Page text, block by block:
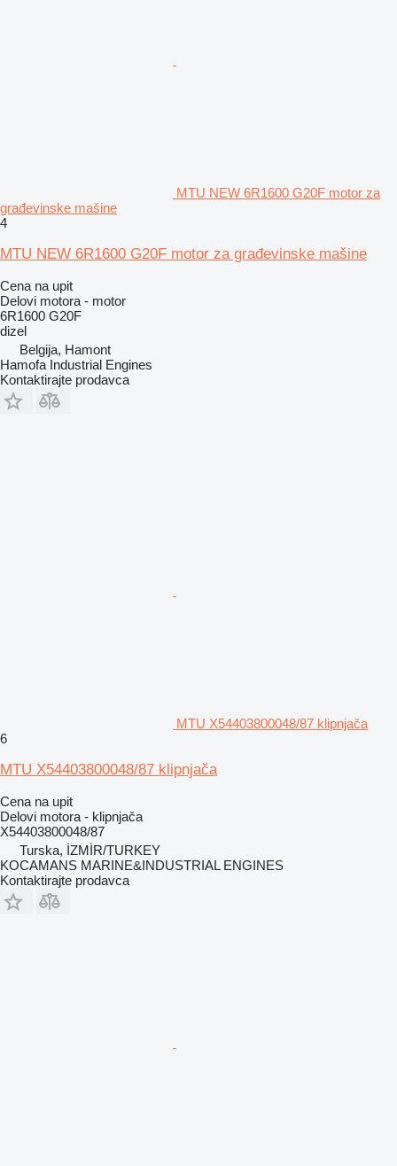
MTU NEW 6R1600 G20F motor za
građevinske mašine
4
MTU NEW 6R1600 G20F motor za građevinske mašine
Cena na upit
Delovi motora - motor
6R1600 G20F
dizel
Belgija, Hamont
Hamofa Industrial Engines
Kontaktirajte prodavca
MTU X54403800048/87 klipnjača
6
MTU X54403800048/87 klipnjača
Cena na upit
Delovi motora - klipnjača
X54403800048/87
Turska, İZMİR/TURKEY
KOCAMANS MARINE&INDUSTRIAL ENGINES
Kontaktirajte prodavca